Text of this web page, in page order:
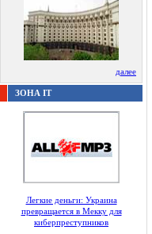
далее
ЗОНА IT
Легкие деньги: Украина
превращается в Мекку для
киберпреступников